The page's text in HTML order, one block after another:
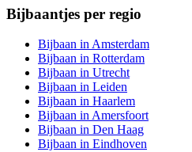
Bijbaantjes per regio
Bijbaan in Amsterdam
Bijbaan in Rotterdam
Bijbaan in Utrecht
Bijbaan in Leiden
Bijbaan in Haarlem
Bijbaan in Amersfoort
Bijbaan in Den Haag
Bijbaan in Eindhoven